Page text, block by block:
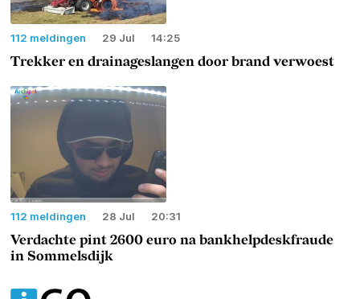
112 meldingen 29 Jul 14:25
Trekker en drainageslangen door brand verwoest
112 meldingen 28 Jul 20:31
Verdachte pint 2600 euro na bankhelpdeskfraude
in Sommelsdijk